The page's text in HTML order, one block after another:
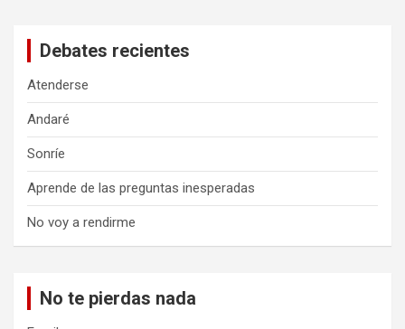
Debates recientes
Atenderse
Andaré
Sonríe
Aprende de las preguntas inesperadas
No voy a rendirme
No te pierdas nada